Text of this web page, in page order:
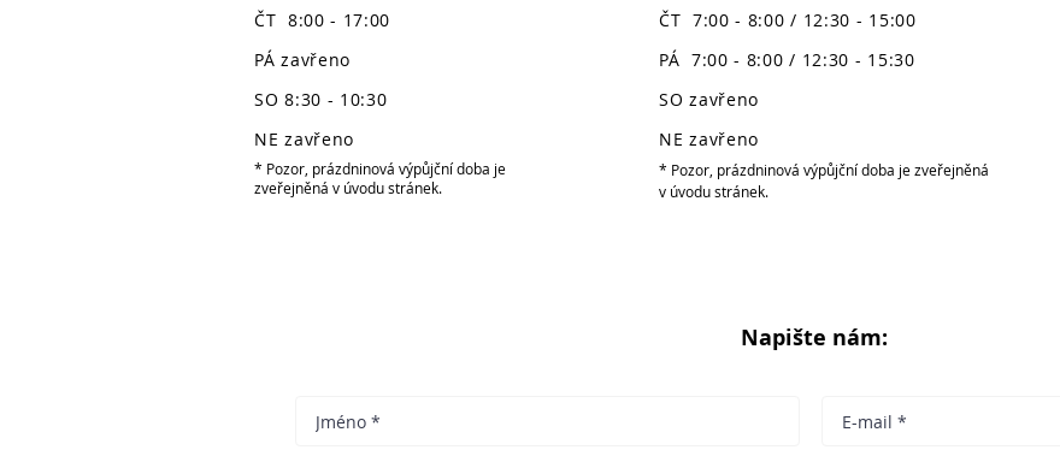
ČT 8:00 - 17:00
PÁ zavřeno
SO 8:30 - 10:30
NE zavřeno
* Pozor, prázdninová výpůjční doba je
zveřejněná v úvodu stránek.
ČT 7:00 - 8:00 / 12:30 - 15:00
PÁ 7:00 - 8:00 / 12:30 - 15:30
SO zavřeno
NE zavřeno
* Pozor, prázdninová výpůjční doba je zveřejněná
v úvodu stránek.
Napište nám: